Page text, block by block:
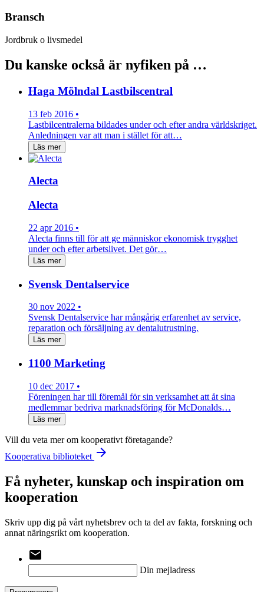
Bransch
Jordbruk o livsmedel
Du kanske också är nyfiken på …
Haga Mölndal Lastbilscentral
13 feb 2016 •
Lastbilcentralerna bildades under och efter andra världskriget.
Anledningen var att man i stället för att…
Läs mer
Alecta
Alecta
22 apr 2016 •
Alecta finns till för att ge människor ekonomisk trygghet
under och efter arbetslivet. Det gör…
Läs mer
Svensk Dentalservice
30 nov 2022 •
Svensk Dentalservice har mångårig erfarenhet av service,
reparation och försäljning av dentalutrustning.
Läs mer
1100 Marketing
10 dec 2017 •
Föreningen har till föremål för sin verksamhet att åt sina
medlemmar bedriva marknadsföring för McDonalds…
Läs mer
Vill du veta mer om kooperativt företagande?
Kooperativa biblioteket arrow_forward
Få nyheter, kunskap och inspiration om
kooperation
Skriv upp dig på vårt nyhetsbrev och ta del av fakta, forskning och
annat näringsrikt om kooperation.
email
Din mejladress